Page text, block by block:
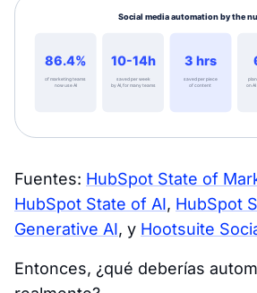
Fuentes: HubSpot State of
HubSpot State of AI, HubSpot
Generative AI, y Hootsuite
Entonces, ¿qué deberías